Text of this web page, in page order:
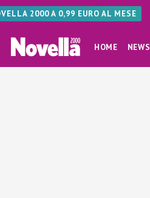
2000 A 0,99 EURO AL MESE
HOME NEWS